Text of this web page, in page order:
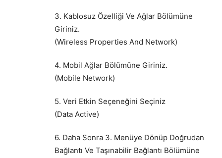
3. Kablosuz Özelliği Ve Ağlar Bölümüne
Giriniz.
(Wireless Properties And Network)
4. Mobil Ağlar Bölümüne Giriniz.
(Mobile Network)
5. Veri Etkin Seçeneğini Seçiniz
(Data Active)
6. Daha Sonra 3. Menüye Dönüp Doğrudan
Bağlantı Ve Taşınabilir Bağlantı Bölümüne